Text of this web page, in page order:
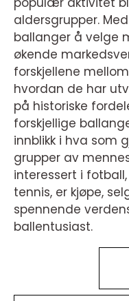
aldersgrupper.
ballanger å velge
økende
forskjellene
hvordan de har
på historiske
forskjellige
innblikk i hva som
grupper av
interessert i
tennis, er kjøpe,
spennende
ballentusiast.